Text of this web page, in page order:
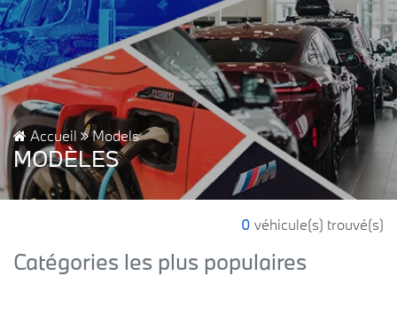
Accueil Models
MODÈLES
0 véhicule(s) trouvé(s)
Catégories les plus populaires